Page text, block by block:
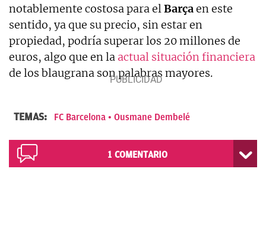
notablemente costosa para elBarçaen este
sentido, ya que su precio, sin estar en
propiedad, podría superar los 20 millones de
euros, algo que en la actual situación financiera
de los blaugrana son palabras mayores.
TEMAS: FC Barcelona Ousmane Dembelé
1 COMENTARIO